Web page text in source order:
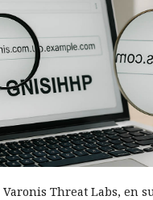
Threat Labs, en